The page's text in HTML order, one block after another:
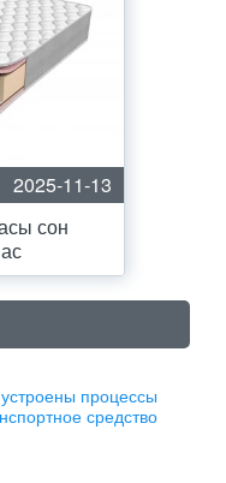
2025-11-13
сон
процессы
средство